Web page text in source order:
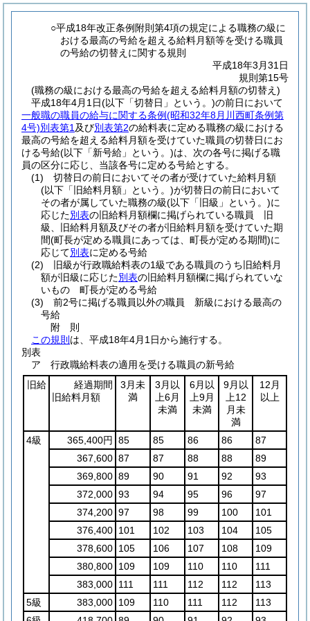
○平成18年改正条例附則第4項の規定による職務の級に
おける最高の号給を超える給料月額等を受ける職員
の号給の切替えに関する規則
平成18年3月31日
規則第15号
(職務の級における最高の号給を超える給料月額の切替え)
平成18年4月1日(以下「切替日」という。)の前日において
一般職の職員の給与に関する条例(昭和32年8月川西町条例第
4号)別表第1 及び別表第2の給料表に定める職務の級における
最高の号給を超える給料月額を受けていた職員の切替日にお
ける号給(以下「新号給」という。)は、次の各号に掲げる職
員の区分に応じ、当該各号に定める号給とする。
(1) 切替日の前日においてその者が受けていた給料月額
(以下「旧給料月額」という。)が切替日の前日において
その者が属していた職務の級(以下「旧級」という。)に
応じた別表の旧給料月額欄に掲げられている職員 旧
級、旧給料月額及びその者が旧給料月額を受けていた期
間(町長が定める職員にあっては、町長が定める期間)に
応じて別表に定める号給
(2) 旧級が行政職給料表の1級である職員のうち旧給料月
額が旧級に応じた別表の旧給料月額欄に掲げられていな
いもの 町長が定める号給
(3) 前2号に掲げる職員以外の職員 新級における最高の
号給
附 則
この規則 は、平成18年4月1日から施行する。
別表
ア 行政職給料表の適用を受ける職員の新号給
旧給
経過期間
旧給料月額
3月未
満
3月以
上6月
未満
6月以
上9月
未満
9月以
上12
月未
満
12月
以上
4級 365,400円 85 85 86 86
87
367,600 87 87 88 88
89
369,800 89 90 91 92
93
372,000 93 94 95 96
97
374,200 97 98 99 100
101
376,400 101 102 103 104
105
378,600 105 106 107 108
109
380,800 109 109 110 110
111
383,000 111 111 112 112
113
5級
383,000 109 110 111 112
113